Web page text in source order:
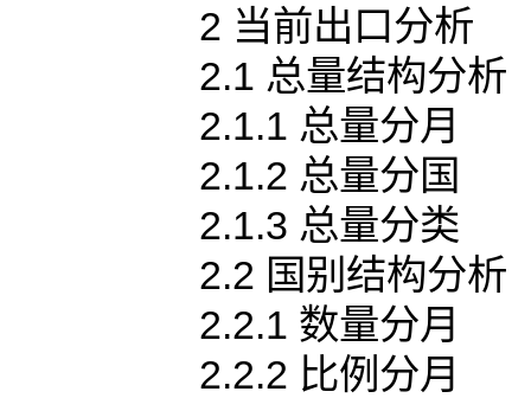
2 当前出口分析
2.1 总量结构分析
2.1.1 总量分月
2.1.2 总量分国
2.1.3 总量分类
2.2 国别结构分析
2.2.1 数量分月
2.2.2 比例分月